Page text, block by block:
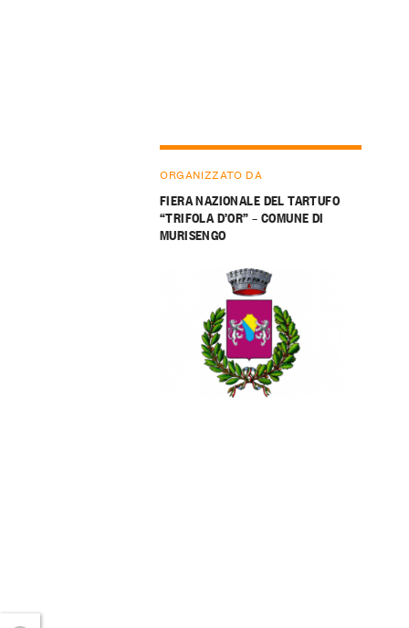
ORGANIZZATO DA
FIERA NAZIONALE DEL TARTUFO
“TRIFOLA D’OR” – COMUNE DI
MURISENGO